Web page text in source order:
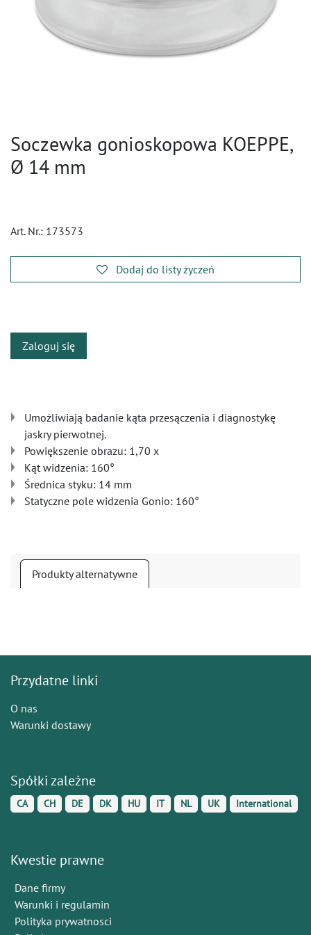
Soczewka gonioskopowa KOEPPE,
Ø 14 mm
Art. Nr.: 173573
Dodaj do listy życzeń
Zaloguj się
Umożliwiają badanie kąta przesączenia i diagnostykę
jaskry pierwotnej.
Powiększenie obrazu: 1,70 x
Kąt widzenia: 160°
Średnica styku: 14 mm
Statyczne pole widzenia Gonio: 160°
Produkty alternatywne
Przydatne linki
O nas
Warunki dostawy
Spółki zależne
CA CH DE DK HU IT NL UK International
Kwestie prawne
Dane firmy
Warunki i regulamin
Polityka prywatnosci